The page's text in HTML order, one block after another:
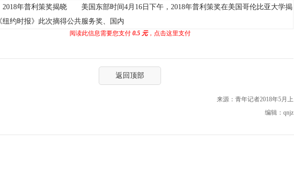
年普利策奖揭晓 美国东部时间4月16日下午，2018年普利策奖在美国哥伦比亚大学揭
时报》此次摘得公共服务奖、国内
阅读此信息需要您支付 0.5 元，点击这里支付
返回顶部
来源：青年记者2018年5月上
编辑：qnjz